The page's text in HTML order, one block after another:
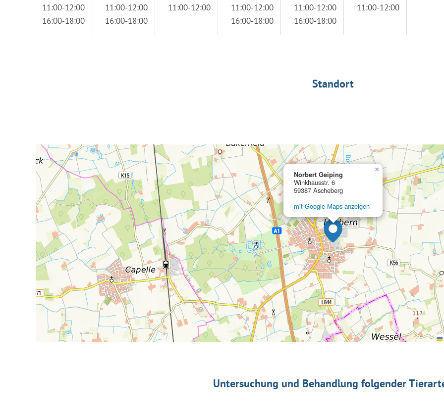
11:00-12:00
16:00-18:00
11:00-12:00
16:00-18:00
11:00-12:00
11:00-12:00
16:00-18:00
11:00-12:00
16:00-18:00
11:00-12:00
Standort
Norbert Geiping
Winkhausstr. 6
59387 Ascheberg
mit Google Maps anzeigen
×
Untersuchung und Behandlung folgender